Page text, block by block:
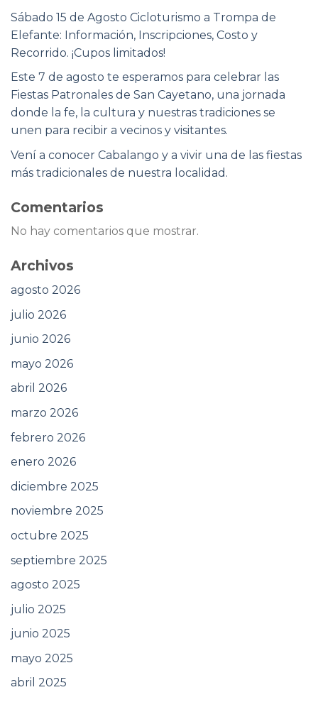
Sábado 15 de Agosto Cicloturismo a Trompa de
Elefante: Información, Inscripciones, Costo y
Recorrido. ¡Cupos limitados!
Este 7 de agosto te esperamos para celebrar las
Fiestas Patronales de San Cayetano, una jornada
donde la fe, la cultura y nuestras tradiciones se
unen para recibir a vecinos y visitantes.
Vení a conocer Cabalango y a vivir una de las fiestas
más tradicionales de nuestra localidad.
Comentarios
No hay comentarios que mostrar.
Archivos
agosto 2026
julio 2026
junio 2026
mayo 2026
abril 2026
marzo 2026
febrero 2026
enero 2026
diciembre 2025
noviembre 2025
octubre 2025
septiembre 2025
agosto 2025
julio 2025
junio 2025
mayo 2025
abril 2025